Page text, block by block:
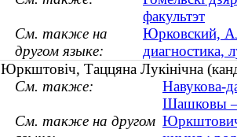
факультэт
См. также на
другом языке:
Юрковский,
диагностика,
Юркштовiч, Таццяна Лукiнiчна
См. также:
Навукова-
Шашковы
См. также на другом